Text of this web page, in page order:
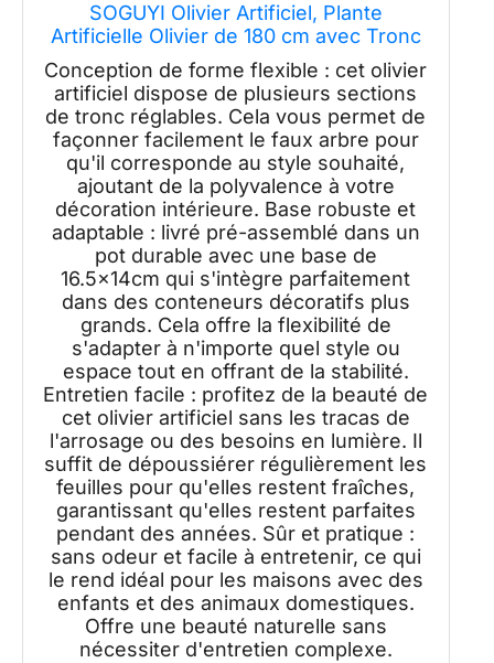
SOGUYI Olivier Artificiel, Plante
Artificielle Olivier de 180 cm avec Tronc
en Bois Naturel et Fruits Réalistes pour
la Décoration de la Maison et du Bureau
Conception de forme flexible : cet olivier
artificiel dispose de plusieurs sections
de tronc réglables. Cela vous permet de
façonner facilement le faux arbre pour
qu'il corresponde au style souhaité,
ajoutant de la polyvalence à votre
décoration intérieure. Base robuste et
adaptable : livré pré-assemblé dans un
pot durable avec une base de
16.5x14cm qui s'intègre parfaitement
dans des conteneurs décoratifs plus
grands. Cela offre la flexibilité de
s'adapter à n'importe quel style ou
espace tout en offrant de la stabilité.
Entretien facile : profitez de la beauté de
cet olivier artificiel sans les tracas de
l'arrosage ou des besoins en lumière. Il
suffit de dépoussiérer régulièrement les
feuilles pour qu'elles restent fraîches,
garantissant qu'elles restent parfaites
pendant des années. Sûr et pratique :
sans odeur et facile à entretenir, ce qui
le rend idéal pour les maisons avec des
enfants et des animaux domestiques.
Offre une beauté naturelle sans
nécessiter d'entretien complexe.